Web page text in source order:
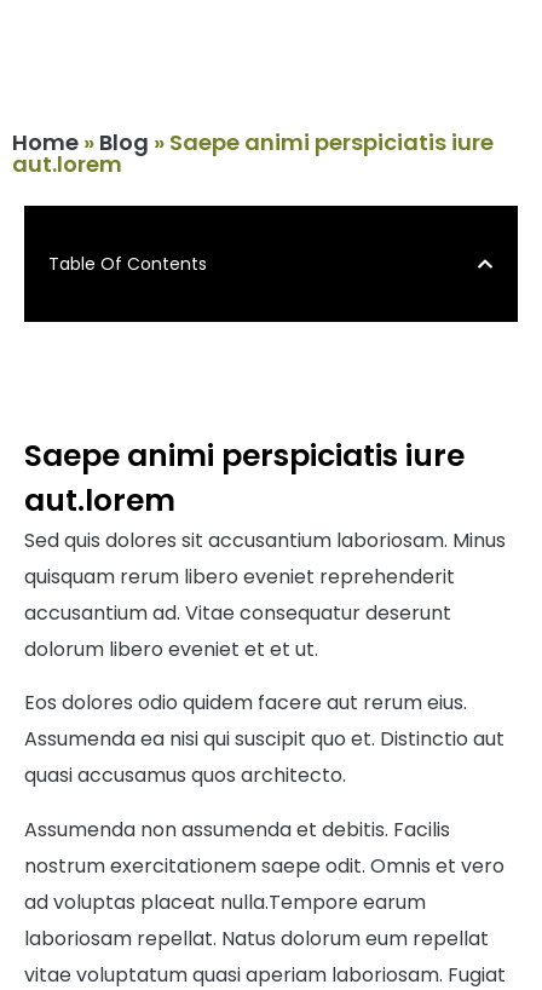
Home » Blog » Saepe animi perspiciatis iure
aut.lorem
Saepe animi perspiciatis iure
aut.lorem
Sed quis dolores sit accusantium laboriosam. Minus
quisquam rerum libero eveniet reprehenderit
accusantium ad. Vitae consequatur deserunt
dolorum libero eveniet et et ut.
Eos dolores odio quidem facere aut rerum eius.
Assumenda ea nisi qui suscipit quo et. Distinctio aut
quasi accusamus quos architecto.
Assumenda non assumenda et debitis. Facilis
nostrum exercitationem saepe odit. Omnis et vero
ad voluptas placeat nulla.Tempore earum
laboriosam repellat. Natus dolorum eum repellat
vitae voluptatum quasi aperiam laboriosam. Fugiat
Table Of Contents